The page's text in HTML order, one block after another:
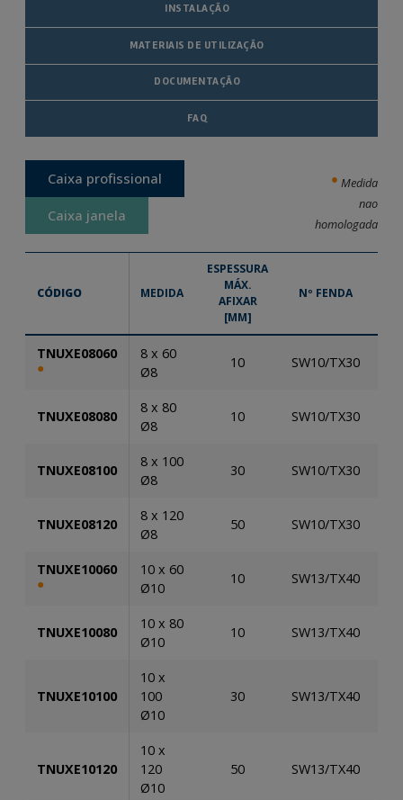
INSTALAÇÃO
MATERIAIS DE UTILIZAÇÃO
DOCUMENTAÇÃO
FAQ
Caixa profissional
Caixa janela
● Medida
nao
homologada
CÓDIGO MEDIDA
ESPESSURA
MÁX.
AFIXAR
[MM]
Nº FENDA
TNUXE08060
●
8 x 60
Ø8
10 SW10/TX30
TNUXE08080
8 x 80
Ø8
10 SW10/TX30
TNUXE08100
8 x 100
Ø8
30 SW10/TX30
TNUXE08120
8 x 120
Ø8
50 SW10/TX30
TNUXE10060
●
10 x 60
Ø10
10 SW13/TX40
TNUXE10080
10 x 80
Ø10
10 SW13/TX40
TNUXE10100
10 x
100
Ø10
30 SW13/TX40
TNUXE10120
10 x
120
Ø10
50 SW13/TX40